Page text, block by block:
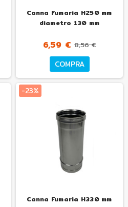
Canna Fumaria H250 mm
diametro 130 mm
6,59 € 8,56 €
COMPRA
-23%
Canna Fumaria H330 mm